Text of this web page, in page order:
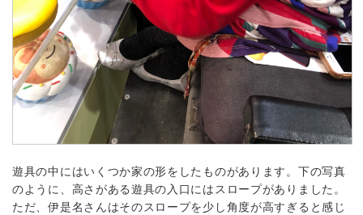
遊具の中にはいくつか家の形をしたものがあります。下の写真
のように、高さがある遊具の入口にはスロープがありました。
ただ、伊是名さんはそのスロープを少し角度が高すぎると感じ